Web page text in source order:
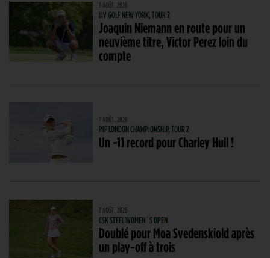
7 AOÛT. 2026
LIV GOLF NEW YORK, TOUR 2
Joaquin Niemann en route pour un
neuvième titre, Victor Perez loin du
compte
7 AOÛT. 2026
PIF LONDON CHAMPIONSHIP, TOUR 2
Un -11 record pour Charley Hull !
7 AOÛT. 2026
CSK STEEL WOMEN´S OPEN
Doublé pour Moa Svedenskiold après
un play-off à trois